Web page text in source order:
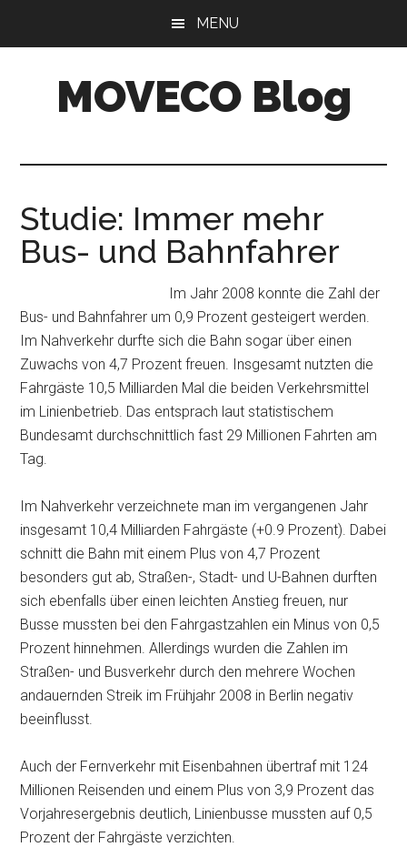
MENU
MOVECO Blog
aus
Bonn
Studie: Immer mehr
Bus- und Bahnfahrer
Im Jahr 2008 konnte die Zahl der
Bus- und Bahnfahrer um 0,9 Prozent gesteigert werden.
Im Nahverkehr durfte sich die Bahn sogar über einen
Zuwachs von 4,7 Prozent freuen. Insgesamt nutzten die
Fahrgäste 10,5 Milliarden Mal die beiden Verkehrsmittel
im Linienbetrieb. Das entsprach laut statistischem
Bundesamt durchschnittlich fast 29 Millionen Fahrten am
Tag.
Im Nahverkehr verzeichnete man im vergangenen Jahr
insgesamt 10,4 Milliarden Fahrgäste (+0.9 Prozent). Dabei
schnitt die Bahn mit einem Plus von 4,7 Prozent
besonders gut ab, Straßen-, Stadt- und U-Bahnen durften
sich ebenfalls über einen leichten Anstieg freuen, nur
Busse mussten bei den Fahrgastzahlen ein Minus von 0,5
Prozent hinnehmen. Allerdings wurden die Zahlen im
Straßen- und Busverkehr durch den mehrere Wochen
andauernden Streik im Frühjahr 2008 in Berlin negativ
beeinflusst.
Auch der Fernverkehr mit Eisenbahnen übertraf mit 124
Millionen Reisenden und einem Plus von 3,9 Prozent das
Vorjahresergebnis deutlich, Linienbusse mussten auf 0,5
Prozent der Fahrgäste verzichten.